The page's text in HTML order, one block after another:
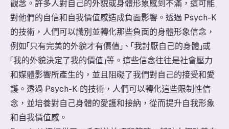
觀念。許多人對自己的外貌或身體形象感到不滿，這可能
對他們的自信和自我價值感造成負面影響。透過 Psych-K
的技術，人們可以識別並轉化那些負面的身體形象信念，
例如「只有完美的外貌才有價值」、「我討厭自己的身體」或
「我的外貌決定了我的價值」等。這些信念往往是社會壓力
和媒體影響所產生的，並且阻礙了我們對自己的接受和愛
護。透過 Psych-K 的技術，人們可以轉化這些限制性信
念，並培養對自己身體的愛護和接納，從而提升自我形象
和自我價值感。